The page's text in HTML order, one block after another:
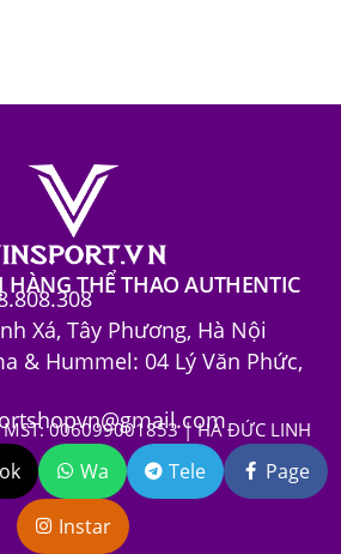
HÀNG THỂ THAO AUTHENTIC
Xá, Tây Phương, Hà Nội
& Hummel: 04 Lý Văn Phức,
MST: 006099001853 | HÀ ĐỨC LINH
Wa Tele Page
Instar